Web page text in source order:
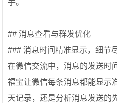
手。
## 消息查看与群发优化
### 消息时间精准显示，细节
在微信交流中，消息的发送时
福宝让微信每条消息都能显示
天记录，还是分析消息发送的